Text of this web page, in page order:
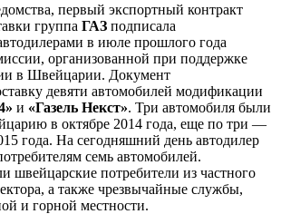
первый экспортный контракт
группа ГАЗ подписала
в июле прошлого года
организованной при поддержке
в Швейцарии. Документ
девяти автомобилей модификации
и «Газель Некст». Три автомобиля были
в октябре 2014 года, еще по три —
года. На сегодняшний день автодилер
семь автомобилей.
швейцарские потребители из частного
а также чрезвычайные службы,
и горной местности.